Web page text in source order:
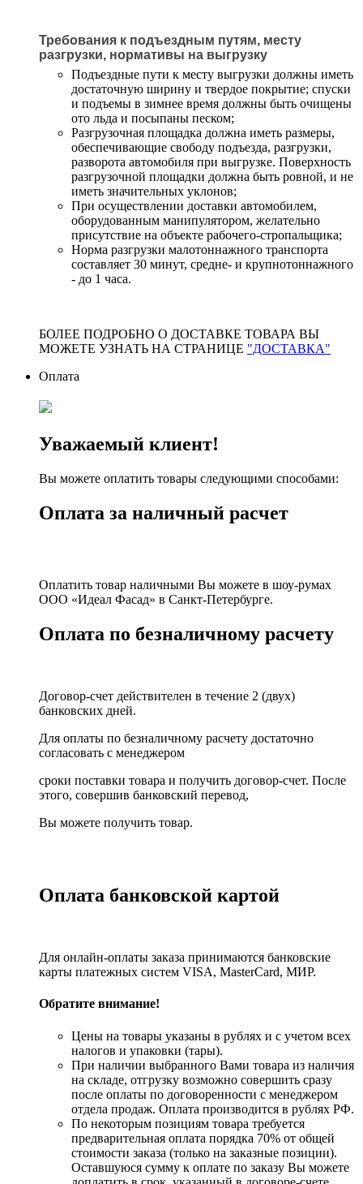
Требования к подъездным путям, месту
разгрузки, нормативы на выгрузку
Подъездные пути к месту выгрузки должны иметь
достаточную ширину и твердое покрытие; спуски
и подъемы в зимнее время должны быть очищены
ото льда и посыпаны песком;
Разгрузочная площадка должна иметь размеры,
обеспечивающие свободу подъезда, разгрузки,
разворота автомобиля при выгрузке. Поверхность
разгрузочной площадки должна быть ровной, и не
иметь значительных уклонов;
При осуществлении доставки автомобилем,
оборудованным манипулятором, желательно
присутствие на объекте рабочего-стропальщика;
Норма разгрузки малотоннажного транспорта
составляет 30 минут, средне- и крупнотоннажного
- до 1 часа.
БОЛЕЕ ПОДРОБНО О ДОСТАВКЕ ТОВАРА ВЫ
МОЖЕТЕ УЗНАТЬ НА СТРАНИЦЕ "ДОСТАВКА"
Оплата
Уважаемый клиент!
Вы можете оплатить товары следующими способами:
Оплата за наличный расчет
Оплатить товар наличными Вы можете в шоу-румах
ООО «Идеал Фасад» в Санкт-Петербурге.
Оплата по безналичному расчету
Договор-счет действителен в течение 2 (двух)
банковских дней.
Для оплаты по безналичному расчету достаточно
согласовать с менеджером
сроки поставки товара и получить договор-счет. После
этого, совершив банковский перевод,
Вы можете получить товар.
Оплата банковской картой
Для онлайн-оплаты заказа принимаются банковские
карты платежных систем VISA, MasterСard, МИР.
Обратите внимание!
Цены на товары указаны в рублях и с учетом всех
налогов и упаковки (тары).
При наличии выбранного Вами товара из наличия
на складе, отгрузку возможно совершить сразу
после оплаты по договоренности с менеджером
отдела продаж. Оплата производится в рублях РФ.
По некоторым позициям товара требуется
предварительная оплата порядка 70% от общей
стоимости заказа (только на заказные позиции).
Оставшуюся сумму к оплате по заказу Вы можете